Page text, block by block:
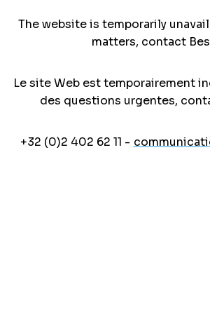
The website is temporarily
matters, contact
Le site Web est temporairement
des questions urgentes,
+32 (0)2 402 62 11 -